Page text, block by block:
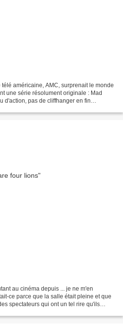
américaine, AMC, surprenait le monde
une série résolument originale : Mad
d'action, pas de cliffhanger en fin
au cinéma depuis ... je ne m'en
ce parce que la salle était pleine et que
spectateurs qui ont un tel rire qu'ils